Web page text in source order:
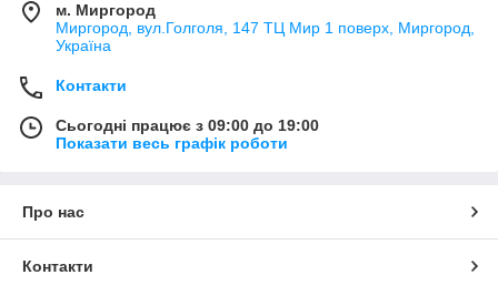
м. Миргород
Миргород, вул.Голголя, 147 ТЦ Мир 1 поверх, Миргород,
Україна
Контакти
Сьогодні працює з 09:00 до 19:00
Показати весь графік роботи
Про нас
Контакти